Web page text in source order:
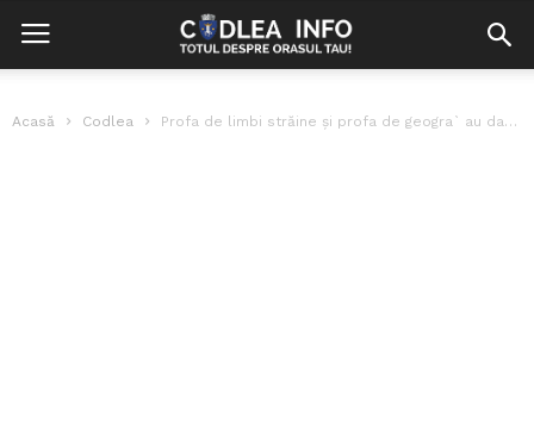
Acasă Codlea Profa de limbi străine și profa de geogra` au dansat pe bar...